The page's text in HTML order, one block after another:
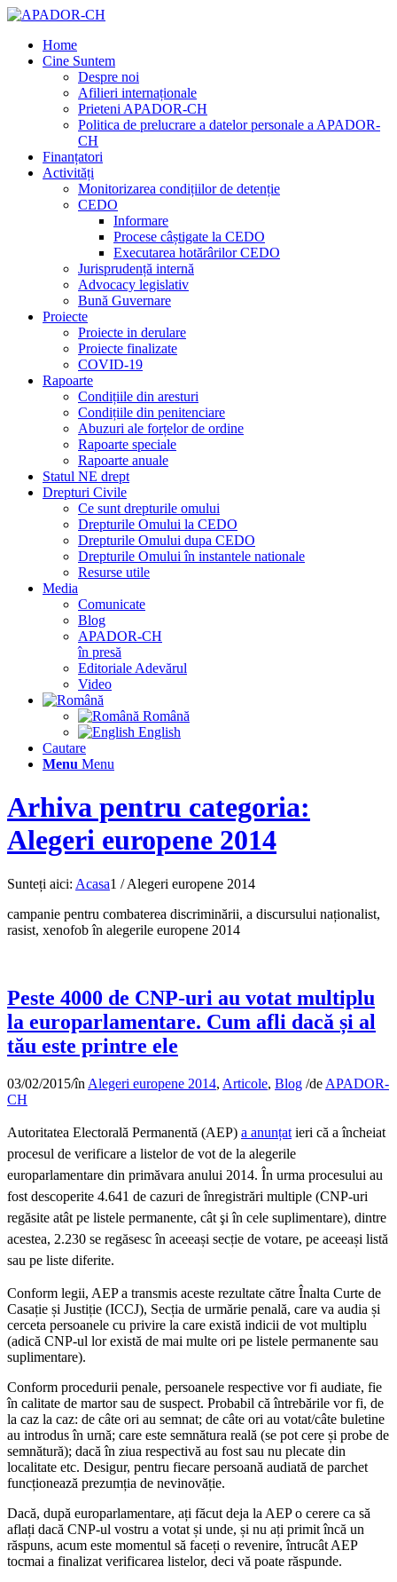
Home
Cine Suntem
Despre noi
Afilieri internaționale
Prieteni APADOR-CH
Politica de prelucrare a datelor personale a APADOR-
CH
Finanțatori
Activități
Monitorizarea condițiilor de detenție
CEDO
Informare
Procese câștigate la CEDO
Executarea hotărârilor CEDO
Jurisprudență internă
Advocacy legislativ
Bună Guvernare
Proiecte
Proiecte in derulare
Proiecte finalizate
COVID-19
Rapoarte
Condițiile din aresturi
Condițiile din penitenciare
Abuzuri ale forțelor de ordine
Rapoarte speciale
Rapoarte anuale
Statul NE drept
Drepturi Civile
Ce sunt drepturile omului
Drepturile Omului la CEDO
Drepturile Omului dupa CEDO
Drepturile Omului în instantele nationale
Resurse utile
Media
Comunicate
Blog
APADOR-CH
în presă
Editoriale Adevărul
Video
Română
English
Cautare
Menu Menu
Arhiva pentru categoria:
Alegeri europene 2014
Sunteți aici: Acasa1 / Alegeri europene 2014
campanie pentru combaterea discriminării, a discursului naționalist,
rasist, xenofob în alegerile europene 2014
Peste 4000 de CNP-uri au votat multiplu
la europarlamentare. Cum afli dacă și al
tău este printre ele
03/02/2015/în Alegeri europene 2014, Articole, Blog /de APADOR-
CH
Autoritatea Electorală Permanentă (AEP) a anunțat ieri că a încheiat
procesul de verificare a listelor de vot de la alegerile
europarlamentare din primăvara anului 2014. În urma procesului au
fost descoperite 4.641 de cazuri de înregistrări multiple (CNP-uri
regăsite atât pe listele permanente, cât şi în cele suplimentare), dintre
acestea, 2.230 se regăsesc în aceeași secție de votare, pe aceeași listă
sau pe liste diferite.
Conform legii, AEP a transmis aceste rezultate către Înalta Curte de
Casație și Justiție (ICCJ), Secția de urmărie penală, care va audia și
cerceta persoanele cu privire la care există indicii de vot multiplu
(adică CNP-ul lor există de mai multe ori pe listele permanente sau
suplimentare).
Conform procedurii penale, persoanele respective vor fi audiate, fie
în calitate de martor sau de suspect. Probabil că întrebările vor fi, de
la caz la caz: de câte ori au semnat; de câte ori au votat/câte buletine
au introdus în urnă; care este semnătura reală (se pot cere și probe de
semnătură); dacă în ziua respectivă au fost sau nu plecate din
localitate etc. Desigur, pentru fiecare persoană audiată de parchet
funcționează prezumția de nevinovăție.
Dacă, după europarlamentare, ați făcut deja la AEP o cerere ca să
aflați dacă CNP-ul vostru a votat și unde, și nu ați primit încă un
răspuns, acum este momentul să faceți o revenire, întrucât AEP
tocmai a finalizat verificarea listelor, deci vă poate răspunde.